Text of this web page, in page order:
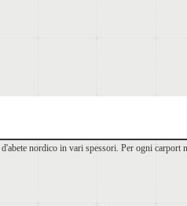
nordico in vari spessori. Per ogni